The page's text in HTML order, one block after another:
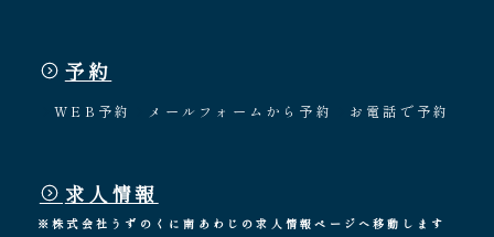
予約
WEB予約 メールフォームから予約 お電話で予約
求人情報
※株式会社うずのくに南あわじの求人情報ページへ移動します